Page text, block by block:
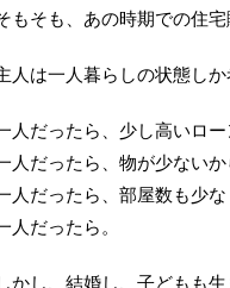
もそも、あの時期での住
人は一人暮らしの状態しか
人だったら、少し高いロー
人だったら、物が少ない
人だったら、部屋数も少な
人だったら。
かし、結婚し、子どもも生